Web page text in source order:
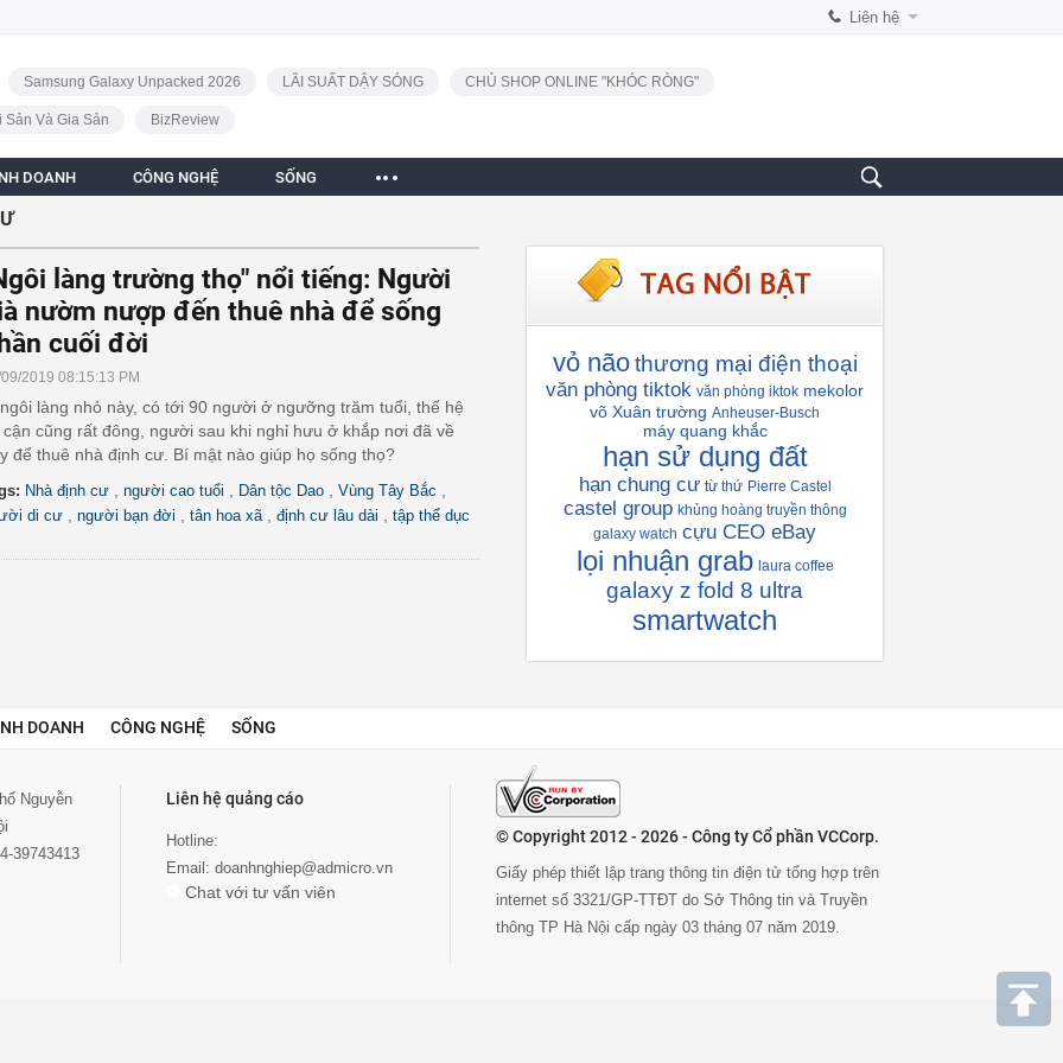
Liên hệ
Samsung Galaxy Unpacked 2026 LÃI SUẤT DẬY SÓNG CHỦ SHOP ONLINE "KHÓC RÒNG"
Sản Và Gia Sản BizReview
DOANH CÔNG NGHỆ SỐNG
làng trường thọ" nổi tiếng: Người
nườm nượp đến thuê nhà để sống
cuối đời
2019 08:15:13 PM
làng nhỏ này, có tới 90 người ở ngưỡng trăm tuổi, thế hệ
cận cũng rất đông, người sau khi nghỉ hưu ở khắp nơi đã về
để thuê nhà định cư. Bí mật nào giúp họ sống thọ?
Nhà định cư người cao tuổi Dân tộc Dao Vùng Tây Bắc
di cư người bạn đời tân hoa xã định cư lâu dài tập thể dục
vỏ não thương mại điện thoại
văn phòng tiktok văn phòng iktok mekolor
võ Xuân trường Anheuser-Busch
máy quang khắc
hạn sử dụng đất
hạn chung cư từ thứ Pierre Castel
castel group khủng hoàng truyền thông
galaxy watch cựu CEO eBay
lọi nhuận grab laura coffee
galaxy z fold 8 ultra
smartwatch
DOANH CÔNG NGHỆ SỐNG
Nguyễn
39743413
Liên hệ quảng cáo
Hotline:
Email: doanhnghiep@admicro.vn
Chat với tư vấn viên
© Copyright 2012 - 2026 - Công ty Cổ phần VCCorp.
Giấy phép thiết lập trang thông tin điện tử tổng hợp trên
internet số 3321/GP-TTĐT do Sở Thông tin và Truyền
thông TP Hà Nội cấp ngày 03 tháng 07 năm 2019.